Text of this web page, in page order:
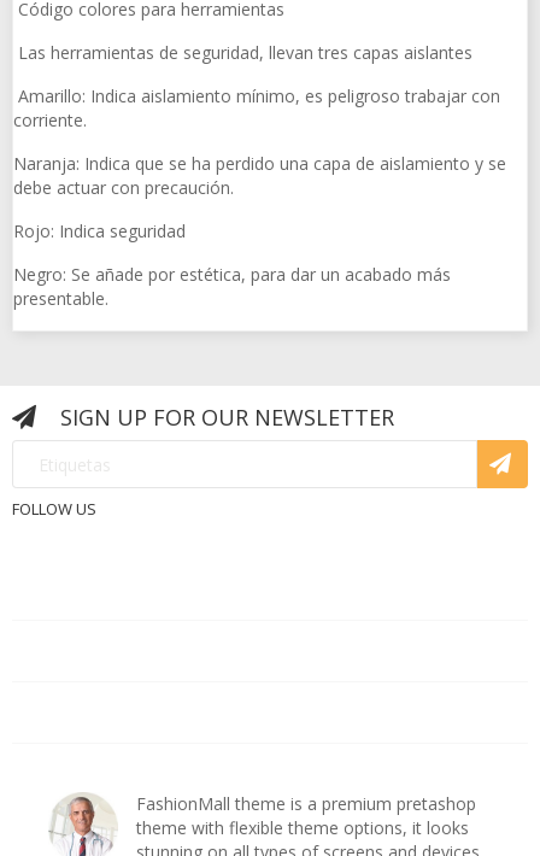
Código colores para herramientas
Las herramientas de seguridad, llevan tres capas aislantes
Amarillo: Indica aislamiento mínimo, es peligroso trabajar con
corriente.
Naranja: Indica que se ha perdido una capa de aislamiento y se
debe actuar con precaución.
Rojo: Indica seguridad
Negro: Se añade por estética, para dar un acabado más
presentable.
SIGN UP FOR OUR NEWSLETTER
FOLLOW US
FashionMall theme is a premium pretashop
theme with flexible theme options, it looks